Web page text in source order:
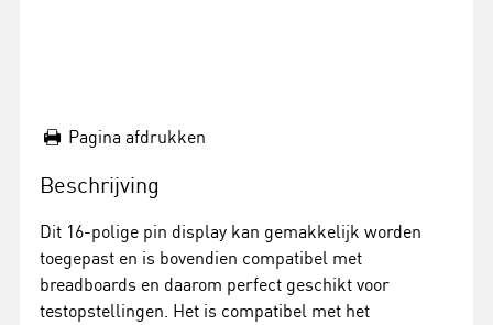
Pagina afdrukken
Beschrijving
Dit 16-polige pin display kan gemakkelijk worden
toegepast en is bovendien compatibel met
breadboards en daarom perfect geschikt voor
testopstellingen. Het is compatibel met het